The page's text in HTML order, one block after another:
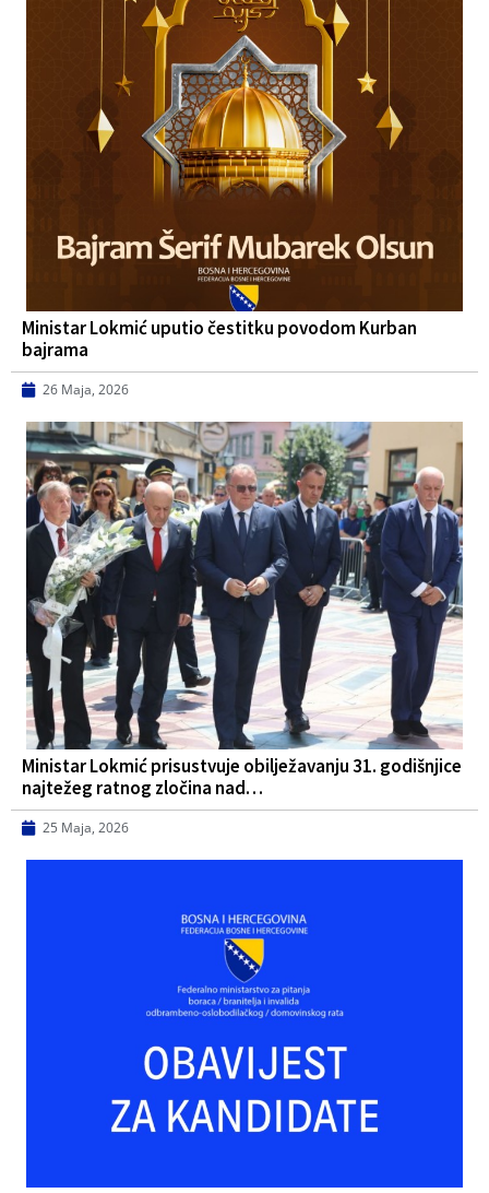
Ministar Lokmić uputio čestitku povodom Kurban
bajrama
26 Maja, 2026
Ministar Lokmić prisustvuje obilježavanju 31. godišnjice
najtežeg ratnog zločina nad…
25 Maja, 2026